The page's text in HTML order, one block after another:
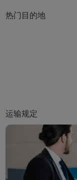
热门目的地
运输规定